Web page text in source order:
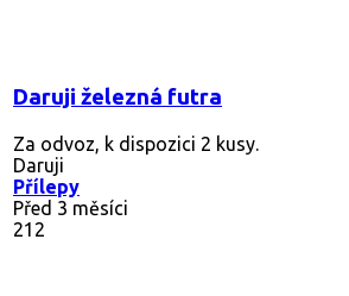
Daruji železná futra
Za odvoz, k dispozici 2 kusy.
Daruji
Přílepy
Před 3 měsíci
212